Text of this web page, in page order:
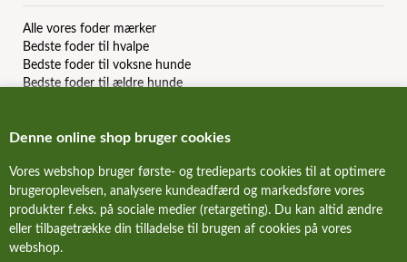
Denne online shop bruger cookies
Vores webshop bruger første- og tredieparts cookies til at optimere
brugeroplevelsen, analysere kundeadfærd og markedsføre vores
produkter f.eks. på sociale medier (retargeting). Du kan altid ændre
eller tilbagetrække din tilladelse til brugen af cookies på vores
webshop.
Alle vores foder mærker
Bedste foder til hvalpe
Bedste foder til voksne hunde
Bedste foder til ældre hunde
Bedste slanke hundefoder
Billigste hundefoder mærker
Bedste billige hundefoder
Hundefoder anmeldelser & reviews